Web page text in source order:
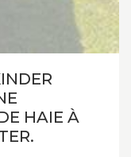
HAIE À